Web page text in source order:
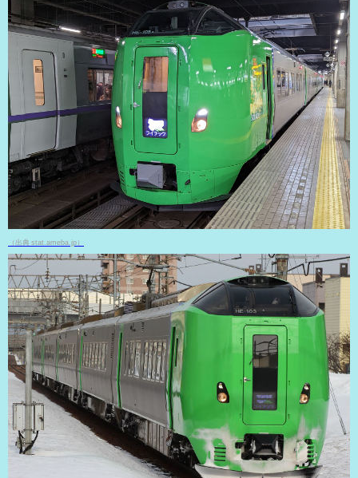
（出典 stat.ameba.jp）